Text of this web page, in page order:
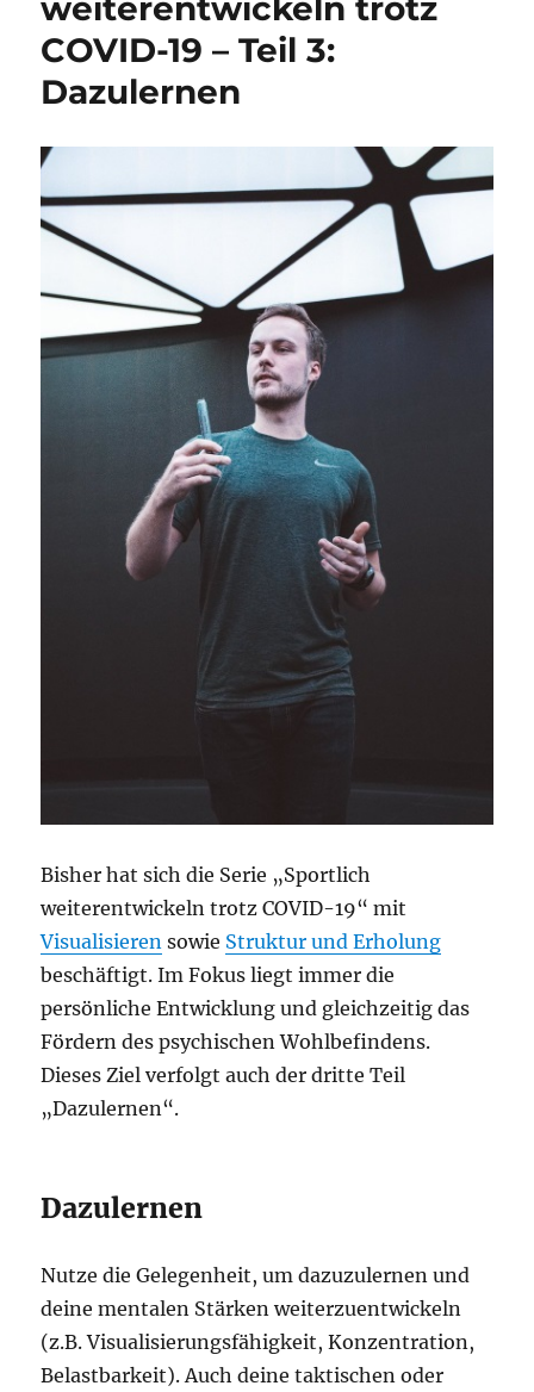
weiterentwickeln trotz
COVID-19 – Teil 3:
Dazulernen
Bisher hat sich die Serie „Sportlich
weiterentwickeln trotz COVID-19“ mit
Visualisieren sowie Struktur und Erholung
beschäftigt. Im Fokus liegt immer die
persönliche Entwicklung und gleichzeitig das
Fördern des psychischen Wohlbefindens.
Dieses Ziel verfolgt auch der dritte Teil
„Dazulernen“.
Dazulernen
Nutze die Gelegenheit, um dazuzulernen und
deine mentalen Stärken weiterzuentwickeln
(z.B. Visualisierungsfähigkeit, Konzentration,
Belastbarkeit). Auch deine taktischen oder